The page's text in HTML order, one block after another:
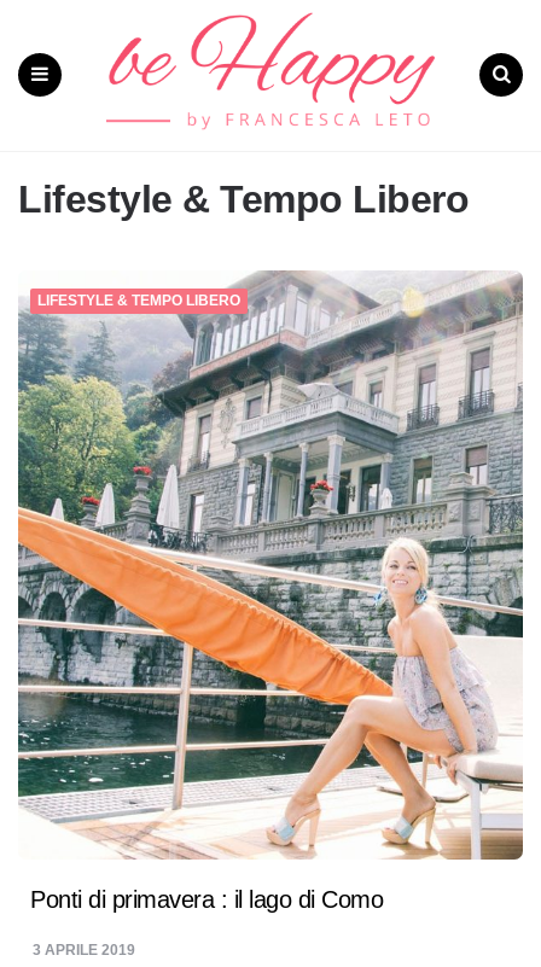
Lifestyle & Tempo Libero
LIFESTYLE & TEMPO LIBERO
Ponti di primavera : il lago di Como
3 APRILE 2019